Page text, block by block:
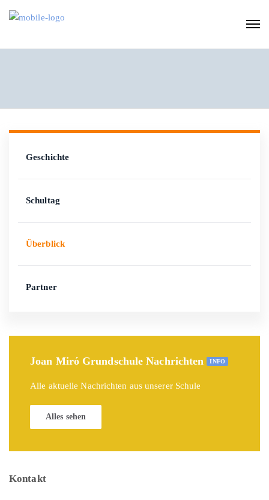
Geschichte
Schultag
Überblick
Partner
Joan Miró Grundschule Nachrichten INFO
Alle aktuelle Nachrichten aus unserer Schule
Alles sehen
Kontakt